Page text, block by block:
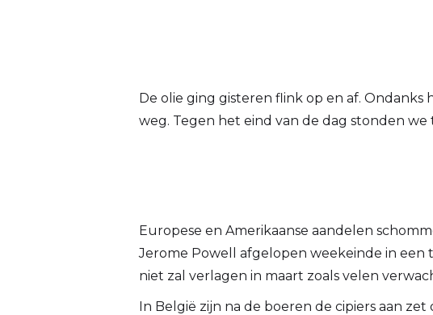
De olie ging gisteren flink op en af. Ondanks
weg. Tegen het eind van de dag stonden
Europese en Amerikaanse aandelen
Jerome Powell afgelopen weekeinde in een
niet zal verlagen in maart zoals velen
In België zijn na de boeren de cipiers aan